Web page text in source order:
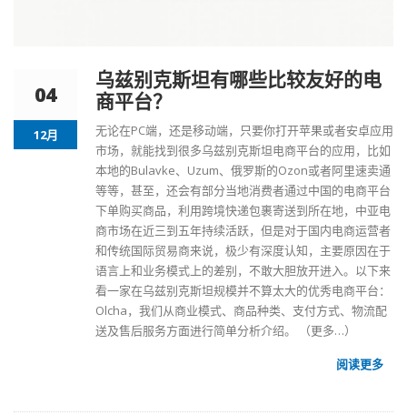
04
12月
乌兹别克斯坦有哪些比较友好的电
商平台？
无论在PC端，还是移动端，只要你打开苹果或者安卓应用
市场，就能找到很多乌兹别克斯坦电商平台的应用，比如
本地的Bulavke、Uzum、俄罗斯的Ozon或者阿里速卖通
等等，甚至，还会有部分当地消费者通过中国的电商平台
下单购买商品，利用跨境快递包裹寄送到所在地，中亚电
商市场在近三到五年持续活跃，但是对于国内电商运营者
和传统国际贸易商来说，极少有深度认知，主要原因在于
语言上和业务模式上的差别，不敢大胆放开进入。以下来
看一家在乌兹别克斯坦规模并不算太大的优秀电商平台：
Olcha，我们从商业模式、商品种类、支付方式、物流配
送及售后服务方面进行简单分析介绍。
（更多…）
阅读更多